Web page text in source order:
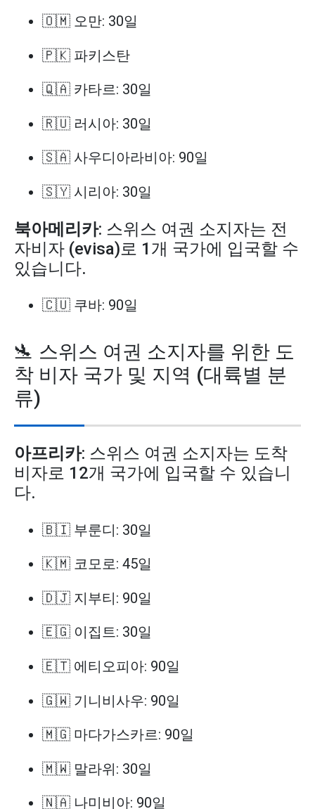
🇴🇲 오만: 30일
🇵🇰 파키스탄
🇶🇦 카타르: 30일
🇷🇺 러시아: 30일
🇸🇦 사우디아라비아: 90일
🇸🇾 시리아: 30일
북아메리카: 스위스 여권 소지자는 전
자비자 (evisa)로 1개 국가에 입국할 수
있습니다.
🇨🇺 쿠바: 90일
🛬 스위스 여권 소지자를 위한 도
착 비자 국가 및 지역 (대륙별 분
류)
아프리카: 스위스 여권 소지자는 도착
비자로 12개 국가에 입국할 수 있습니
다.
🇧🇮 부룬디: 30일
🇰🇲 코모로: 45일
🇩🇯 지부티: 90일
🇪🇬 이집트: 30일
🇪🇹 에티오피아: 90일
🇬🇼 기니비사우: 90일
🇲🇬 마다가스카르: 90일
🇲🇼 말라위: 30일
🇳🇦 나미비아: 90일